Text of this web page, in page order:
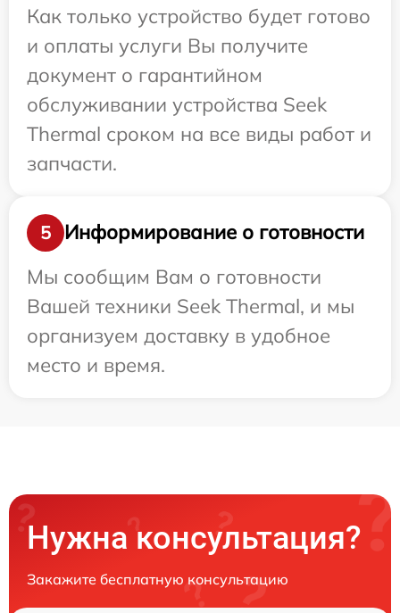
Как только устройство будет готово
и оплаты услуги Вы получите
документ о гарантийном
обслуживании устройства Seek
Thermal сроком на все виды работ и
запчасти.
5
Информирование о готовности
Мы сообщим Вам о готовности
Вашей техники Seek Thermal, и мы
организуем доставку в удобное
место и время.
Нужна консультация?
Закажите бесплатную консультацию